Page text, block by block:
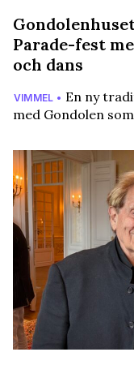
Parade-fest
och dans
VIMMEL • En ny
med Gondolen